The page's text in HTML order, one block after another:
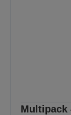
Multipack